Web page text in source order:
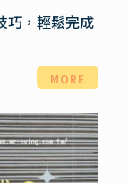
巧，輕鬆完成
MORE